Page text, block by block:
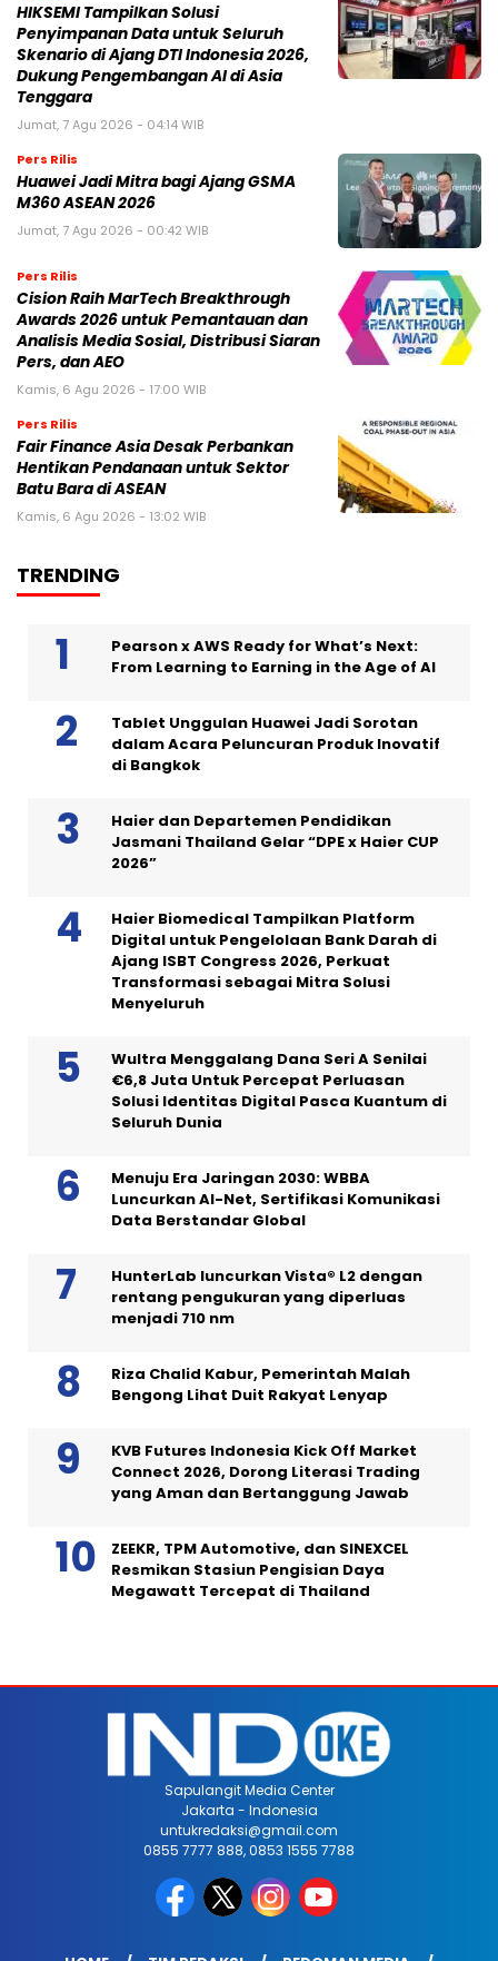
HIKSEMI Tampilkan Solusi
Penyimpanan Data untuk Seluruh
Skenario di Ajang DTI Indonesia 2026,
Dukung Pengembangan AI di Asia
Tenggara
Jumat, 7 Agu 2026 - 04:14 WIB
Pers Rilis
Huawei Jadi Mitra bagi Ajang GSMA
M360 ASEAN 2026
Jumat, 7 Agu 2026 - 00:42 WIB
Pers Rilis
Cision Raih MarTech Breakthrough
Awards 2026 untuk Pemantauan dan
Analisis Media Sosial, Distribusi Siaran
Pers, dan AEO
Kamis, 6 Agu 2026 - 17:00 WIB
Pers Rilis
Fair Finance Asia Desak Perbankan
Hentikan Pendanaan untuk Sektor
Batu Bara di ASEAN
Kamis, 6 Agu 2026 - 13:02 WIB
TRENDING
Pearson x AWS Ready for What’s Next:
From Learning to Earning in the Age of AI
Tablet Unggulan Huawei Jadi Sorotan
dalam Acara Peluncuran Produk Inovatif
di Bangkok
Haier dan Departemen Pendidikan
Jasmani Thailand Gelar “DPE x Haier CUP
2026”
Haier Biomedical Tampilkan Platform
Digital untuk Pengelolaan Bank Darah di
Ajang ISBT Congress 2026, Perkuat
Transformasi sebagai Mitra Solusi
Menyeluruh
Wultra Menggalang Dana Seri A Senilai
€6,8 Juta Untuk Percepat Perluasan
Solusi Identitas Digital Pasca Kuantum di
Seluruh Dunia
Menuju Era Jaringan 2030: WBBA
Luncurkan AI-Net, Sertifikasi Komunikasi
Data Berstandar Global
HunterLab luncurkan Vista® L2 dengan
rentang pengukuran yang diperluas
menjadi 710 nm
Riza Chalid Kabur, Pemerintah Malah
Bengong Lihat Duit Rakyat Lenyap
KVB Futures Indonesia Kick Off Market
Connect 2026, Dorong Literasi Trading
yang Aman dan Bertanggung Jawab
ZEEKR, TPM Automotive, dan SINEXCEL
Resmikan Stasiun Pengisian Daya
Megawatt Tercepat di Thailand
Sapulangit Media Center
Jakarta - Indonesia
untukredaksi@gmail.com
0855 7777 888, 0853 1555 7788